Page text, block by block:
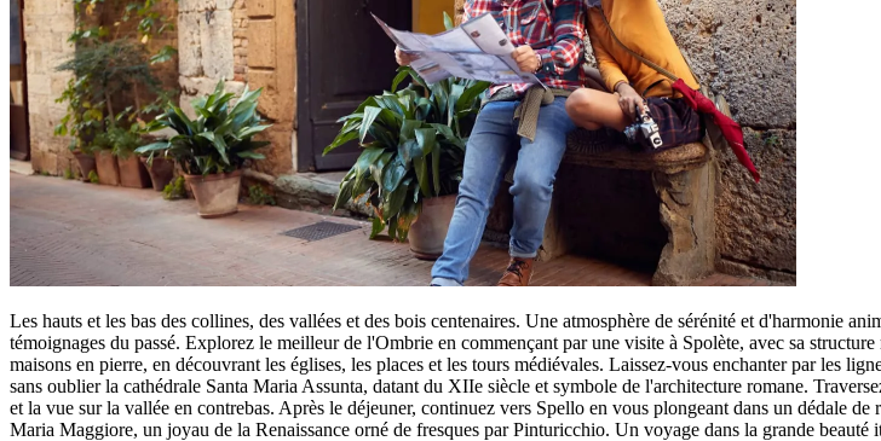
Les hauts et les bas des collines, des vallées et des bois centenaires. Une atmosphère de sérénité et d'harmonie
témoignages du passé. Explorez le meilleur de l'Ombrie en commençant par une visite à Spolète, avec sa
maisons en pierre, en découvrant les églises, les places et les tours médiévales. Laissez-vous enchanter par les
sans oublier la cathédrale Santa Maria Assunta, datant du XIIe siècle et symbole de l'architecture romane.
et la vue sur la vallée en contrebas. Après le déjeuner, continuez vers Spello en vous plongeant dans un dédale
Maria Maggiore, un joyau de la Renaissance orné de fresques par Pinturicchio. Un voyage dans la grande beauté